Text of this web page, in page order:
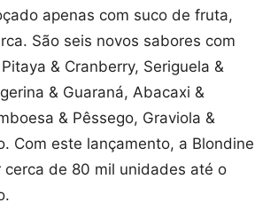
apenas com suco de fruta,
São seis novos sabores com
& Cranberry, Seriguela &
& Guaraná, Abacaxi &
& Pêssego, Graviola &
Com este lançamento, a Blondine
cerca de 80 mil unidades até o